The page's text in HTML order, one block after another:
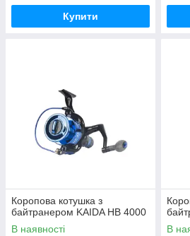
Купити
Коропова котушка з
байтранером KAIDA HB 4000
В наявності
В